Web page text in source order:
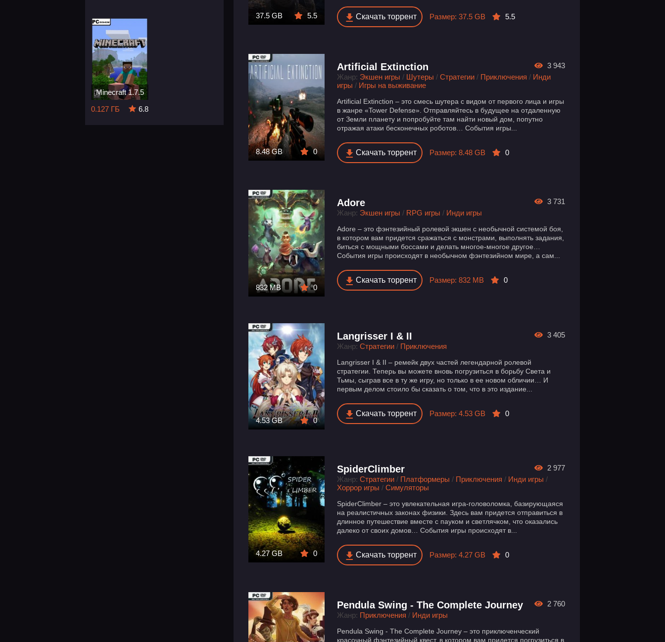
Minecraft 1.7.5
0.127 ГБ
6.8
37.5 GB 5.5 Скачать торрент Размер: 37.5 GB 5.5
8.48 GB 0
Artificial Extinction
Жанр: Экшен игры / Шутеры /Стратегии / Приключения / Инди
игры / Игры на выживание
Artificial Extinction – это смесь шутера с видом от первого лица и игры
в жанре «Tower Defense». Отправляйтесь в будущее на отдаленную
от Земли планету и попробуйте там найти новый дом, попутно
отражая атаки бесконечных роботов… События игры...
Скачать торрент Размер: 8.48 GB 0
3 943
832 MB 0
Adore
Жанр: Экшен игры / RPG игры / Инди игры
Adore – это фэнтезийный ролевой экшен с необычной системой боя,
в котором вам придется сражаться с монстрами, выполнять задания,
биться с мощными боссами и делать многое-многое другое…
События игры происходят в необычном фэнтезийном мире, а сам...
Скачать торрент Размер: 832 MB 0
3 731
4.53 GB 0
Langrisser I & II
Жанр: Стратегии / Приключения
Langrisser I & II – ремейк двух частей легендарной ролевой
стратегии. Теперь вы можете вновь погрузиться в борьбу Света и
Тьмы, сыграв все в ту же игру, но только в ее новом обличии… И
первым делом стоило бы сказать о том, что в это издание...
Скачать торрент Размер: 4.53 GB 0
3 405
4.27 GB 0
SpiderClimber
Жанр: Стратегии / Платформеры / Приключения / Инди игры /
Хоррор игры /Симуляторы
SpiderClimber – это увлекательная игра-головоломка, базирующаяся
на реалистичных законах физики. Здесь вам придется отправиться в
длинное путешествие вместе с пауком и светлячком, что оказались
далеко от своих домов… События игры происходят в...
Скачать торрент Размер: 4.27 GB 0
2 977
Pendula Swing - The Complete Journey
Жанр: Приключения / Инди игры
Pendula Swing - The Complete Journey – это приключенческий
красочный фэнтезийный квест, в котором вам придется погрузиться в
2 760